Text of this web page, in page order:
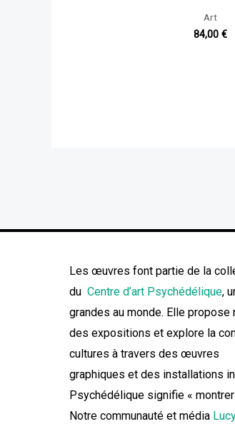
Art
84,00€
Les œuvres font partie de la
du Centre d’art Psychédélique,
grandes au monde. Elle propose
des expositions et explore la
cultures à travers des œuvres
graphiques et des installations
Psychédélique signifie « montrer
Notre communauté et média